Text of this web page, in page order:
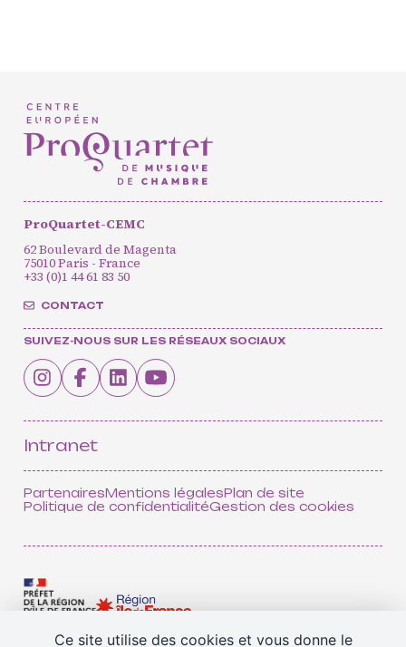
Ce site utilise des cookies et vous donne le
ProQuartet-CEMC
62 Boulevard de Magenta
75010 Paris - France
+33 (0)1 44 61 83 50
CONTACT
SUIVEZ-NOUS SUR LES RÉSEAUX SOCIAUX
Intranet
PartenairesMentions légalesPlan de site
Politique de confidentialitéGestion des cookies
Pratiques amateurs
Actualités
Soutenir ProQuartet
Vidéos des masterclasses
INSCRIPTION INFOLETTRES
PETITES ANNONCES